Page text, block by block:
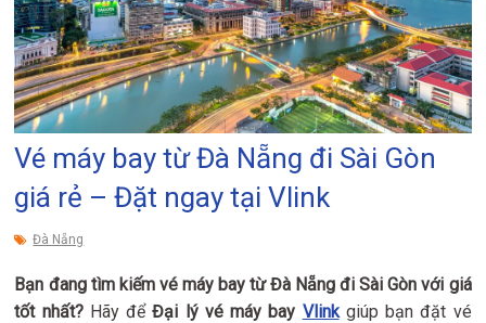
Vé máy bay từ Đà Nẵng đi Sài Gòn
giá rẻ – Đặt ngay tại Vlink
Đà Nẵng
Bạn đang tìm kiếm vé máy bay từ Đà Nẵng đi Sài Gòn với giá
tốt nhất?Hãy đểĐại lý vé máy bay Vlinkgiúp bạn đặt vé